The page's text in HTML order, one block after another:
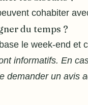
cohabiter
du temps ?
le week-end et
informatifs. En
demander un avis